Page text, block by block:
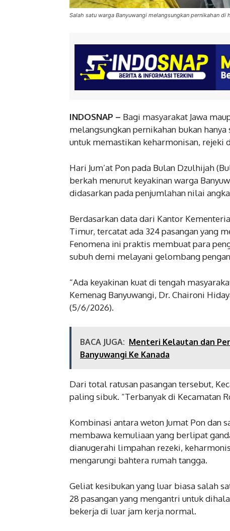
Salah satu warga Banyuwangi melangsungkan pernikahan di
INDOSNAP – Bagi masyarakat Jawa
melangsungkan pernikahan bukan
untuk memastikan keharmonisan, rejeki
Hari Jum’at Pon pada Bulan Dzulhijah
berkah menurut keyakinan warga
didasarkan pada penjumlahan nilai
Berdasarkan data dari Kantor
Timur, tercatat ada 324 pasangan yang
Fenomena ini praktis membuat para
subuh demi melayani gelombang
“Ada keyakinan kuat di tengah
Kemenag Banyuwangi, Dr. Chaironi
(5/6/2026).
BACA JUGA: Menteri Kelautan dan
Banyuwangi Ke Kanada
Dari total ratusan pasangan tersebut,
paling sibuk. “Terbanyak di Kecamatan
Kombinasi antara weton Jumat Pon dan
membawa kemuliaan yang berlipat
dianugerahi limpahan rezeki,
mengarungi bahtera rumah tangga.
Geliat kesibukan yang luar biasa salah
28 pasangan yang mengantri untuk
bekerja di luar jam kerja normal.